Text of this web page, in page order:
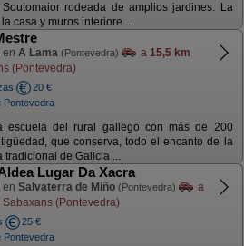
rodeada de amplios jardines. La
casa y muros interiore ...
en A Lama (Pontevedra) a 15,5 km
(Pontevedra)
20 €
Pontevedra
escuela del rural gallego con más de 200
que conserva, todo el encanto de la
tradicional de Galicia ...
Lugar Da Xacra
en Salvaterra de Miño (Pontevedra)
a
Sabaxans (Pontevedra)
25 €
Pontevedra